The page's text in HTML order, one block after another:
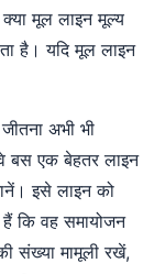
मूल लाइन मूल्य
है। यदि मूल लाइन
अभी भी
वे बस एक बेहतर लाइन
इसे लाइन को
कि वह समायोजन
संख्या मामूली रखें,